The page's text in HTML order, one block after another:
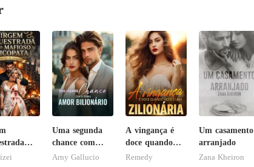
Uma segunda
chance com
meu amor
Arny Gallucio
A vingança é
doce quando
você é uma
Remedy
Um casamento
arranjado
Zana Kheiron